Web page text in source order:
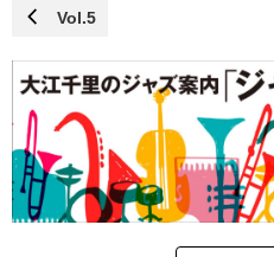
Vol.5